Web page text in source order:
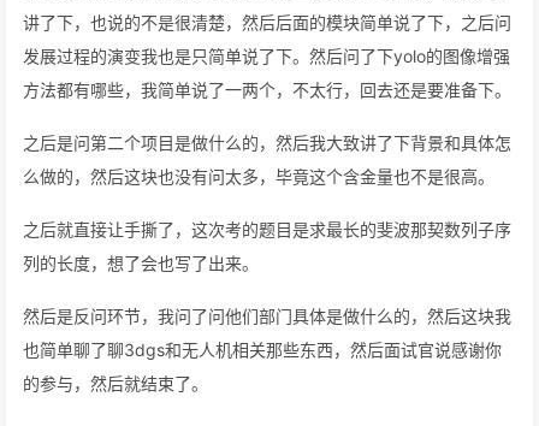
讲了下，也说的不是很清楚，然后后面的模块简单说了下，之后问
发展过程的演变我也是只简单说了下。然后问了下yolo的图像增强
方法都有哪些，我简单说了一两个，不太行，回去还是要准备下。
之后是问第二个项目是做什么的，然后我大致讲了下背景和具体怎
么做的，然后这块也没有问太多，毕竟这个含金量也不是很高。
之后就直接让手撕了，这次考的题目是求最长的斐波那契数列子序
列的长度，想了会也写了出来。
然后是反问环节，我问了问他们部门具体是做什么的，然后这块我
也简单聊了聊3dgs和无人机相关那些东西，然后面试官说感谢你
的参与，然后就结束了。